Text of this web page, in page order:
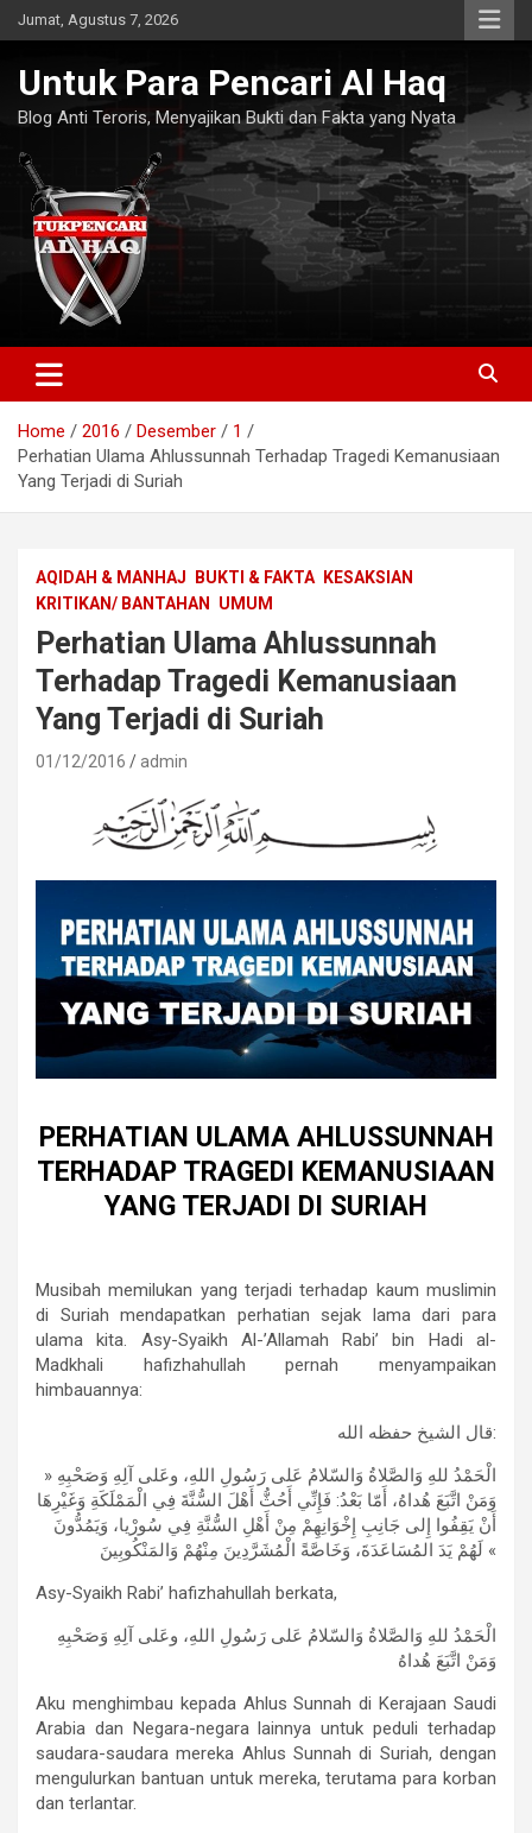
Skip
to
Jumat, Agustus 7, 2026
Untuk Para Pencari Al Haq
Blog Anti Teroris, Menyajikan Bukti dan Fakta yang Nyata
Home 2016 Desember
1
Perhatian Ulama Ahlussunnah Terhadap Tragedi Kemanusiaan
Yang Terjadi di Suriah
AQIDAH & MANHAJ BUKTI & FAKTA
KESAKSIAN
KRITIKAN/ BANTAHAN
UMUM
Perhatian Ulama Ahlussunnah
Terhadap Tragedi Kemanusiaan
Yang Terjadi di Suriah
01/12/2016 admin
PERHATIAN ULAMA AHLUSSUNNAH
TERHADAP TRAGEDI KEMANUSIAAN
YANG TERJADI DI SURIAH
Musibah memilukan yang terjadi terhadap kaum muslimin
di Suriah mendapatkan perhatian sejak lama dari para
ulama kita. Asy-Syaikh Al-’Allamah Rabi’ bin Hadi al-
Madkhali hafizhahullah pernah menyampaikan
himbauannya:
قال الشيخ حفظه الله:
» الْحَمْدُ للهِ وَالصَّلاةُ وَالسّلامُ عَلى رَسُولِ اللهِ، وعَلى آلِهِ وَصَحْبِهِ
وَمَنْ اتَّبَعَ هُداهُ، أَمّا بَعْدُ: فَإِنِّي أَحُثُّ أَهْلَ السُّنَّةَ فِي الْمَمْلَكَةِ وَغَيْرِهَا
أَنْ يَقِفُوا إِلى جَانِبِ إِخْوَانِهِمْ مِنْ أَهْلِ السُّنَّةِ فِي سُورْيا، وَيَمُدُّونَ
لَهُمْ يَدَ المُسَاعَدَةَ، وَخَاصَّةً الْمُشَرَّدِينَ مِنْهُمْ وَالمَنْكُوبِينَ «
Asy-Syaikh Rabi’ hafizhahullah berkata,
الْحَمْدُ للهِ وَالصَّلاةُ وَالسّلامُ عَلى رَسُولِ اللهِ، وعَلى آلِهِ وَصَحْبِهِ
وَمَنْ اتَّبَعَ هُداهُ
Aku menghimbau kepada Ahlus Sunnah di Kerajaan Saudi
Arabia dan Negara-negara lainnya untuk peduli terhadap
saudara-saudara mereka Ahlus Sunnah di Suriah, dengan
mengulurkan bantuan untuk mereka, terutama para korban
dan terlantar.